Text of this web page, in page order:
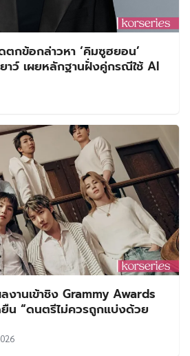
กข้อกล่าวหา ‘คิมซูฮยอน’
าว์ เผยหลักฐานฝั่งคู่กรณีใช้ AI
งานเข้าชิง Grammy Awards
น “ดนตรีไม่ควรถูกแบ่งด้วย